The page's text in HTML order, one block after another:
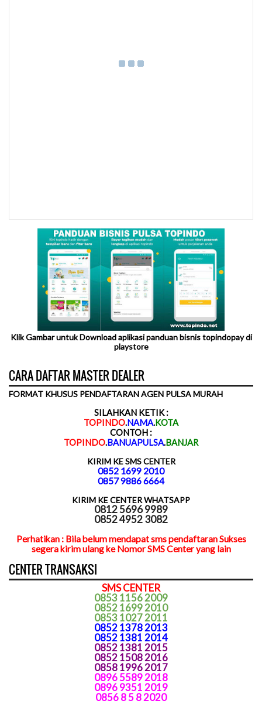
Klik Gambar untuk Download aplikasi panduan bisnis topindopay di
playstore
CARA DAFTAR MASTER DEALER
FORMAT KHUSUS PENDAFTARAN AGEN PULSA MURAH
SILAHKAN KETIK :
TOPINDO.NAMA.KOTA
CONTOH :
TOPINDO.BANUAPULSA.BANJAR
KIRIM KE SMS CENTER
0852 1699 2010
0857 9886 6664
KIRIM KE CENTER WHATSAPP
0812 5696 9989
0852 4952 3082
Perhatikan : Bila belum mendapat sms pendaftaran Sukses
segera kirim ulang ke Nomor SMS Center yang lain
CENTER TRANSAKSI
SMS CENTER
0853 1156 2009
0852 1699 2010
0853 1027 2011
0852 1378 2013
0852 1381 2014
0852 1381 2015
0852 1508 2016
0858 1996 2017
0896 5589 2018
0896 9351 2019
0856 8 5 8 2020